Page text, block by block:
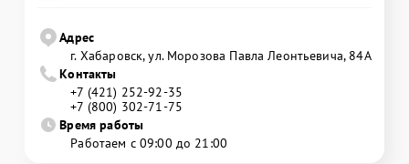
Адрес
г. Хабаровск, ул. Морозова Павла Леонтьевича, 84А
Контакты
+7 (421) 252-92-35
+7 (800) 302-71-75
Время работы
Работаем с 09:00 до 21:00